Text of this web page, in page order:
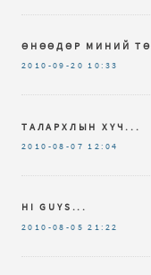
ӨНӨӨДӨР МИНИЙ
2010-09-20 10:33
ТАЛАРХЛЫН ХҮЧ...
2010-08-07 12:04
HI GUYS...
2010-08-05 21:22